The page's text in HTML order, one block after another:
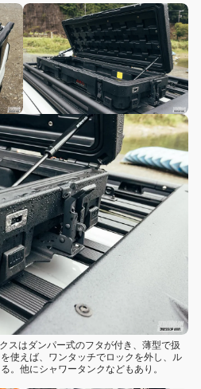
スはダンパー式のフタが付き、薄型で扱
使えば、ワンタッチでロックを外し、ル
。他にシャワータンクなどもあり。